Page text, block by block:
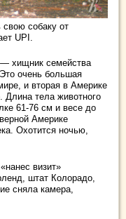
собаку от
UPI.
хищник семейства
очень большая
и вторая в Америке
Длина тела животного
61-76 см и весе до
Америке
Охотится ночью,
визит»
штат Колорадо,
сняла камера,